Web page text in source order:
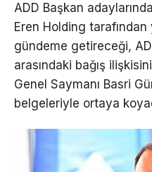
ADD Başkan
Eren Holding tarafından
gündeme getireceği,
arasındaki bağış
Genel Saymanı Basri
belgeleriyle ortaya